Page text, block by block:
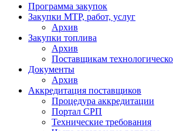
Программа закупок
Закупки МТР, работ, услуг
Архив
Закупки топлива
Архив
Поставщикам
Документы
Архив
Аккредитация поставщиков
Процедура аккредитации
Портал СРП
Технические требования